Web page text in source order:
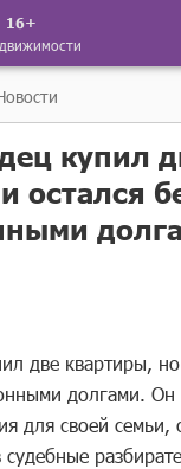
16+
купил
остался
две квартиры, но
долгами. Он
для своей семьи,
судебные